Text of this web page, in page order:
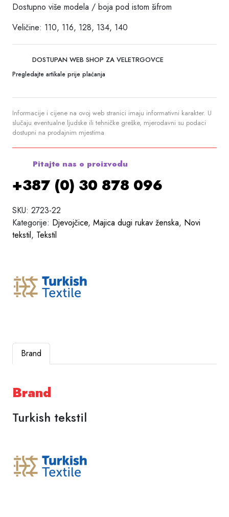
Dostupno više modela / boja pod istom šifrom
Veličine: 110, 116, 128, 134, 140
DOSTUPAN WEB SHOP ZA VELETRGOVCE
Pregledajte artikale prije plaćanja
Informacije i cijene na ovoj web stranici imaju informativni karakter. U
slučaju eventualne ljudske ili tehničke greške, mjerodavni su podaci
dostupni na prodajnim mjestima
Pitajte nas o proizvodu
+387 (0) 30 878 096
SKU: 2723-22
Kategorije: Djevojčice, Majica dugi rukav ženska, Novi
tekstil, Tekstil
Brand
Brand
Turkish tekstil